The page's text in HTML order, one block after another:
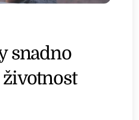
snadno